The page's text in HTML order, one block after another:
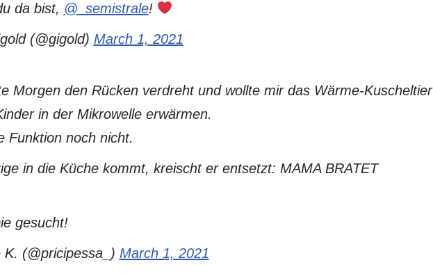
da bist, @_semistrale!
(@gigold) March 1, 2021
Morgen den Rücken verdreht und wollte mir das Wärme-Kuscheltier
in der Mikrowelle erwärmen.
Funktion noch nicht.
in die Küche kommt, kreischt er entsetzt: MAMA BRATET
gesucht!
(@pricipessa_) March 1, 2021